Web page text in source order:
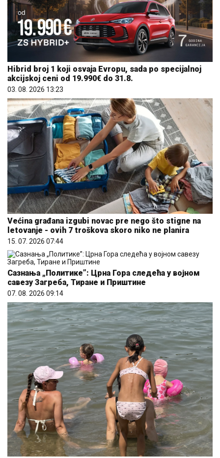
Hibrid broj 1 koji osvaja Evropu, sada po specijalnoj
akcijskoj ceni od 19.990€ do 31.8.
03. 08. 2026 13:23
Većina građana izgubi novac pre nego što stigne na
letovanje - ovih 7 troškova skoro niko ne planira
15. 07. 2026 07:44
Сазнања „Политике”: Црна Гора следећа у војном
савезу Загреба, Тиране и Приштине
07. 08. 2026 09:14